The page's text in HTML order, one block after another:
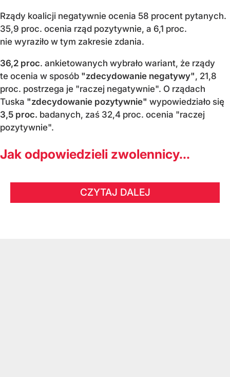
Rządy koalicji negatywnie ocenia 58 procent pytanych.
35,9 proc. ocenia rząd pozytywnie, a 6,1 proc.
nie wyraziło w tym zakresie zdania.
36,2 proc. ankietowanych wybrało wariant, że rządy
te ocenia w sposób "zdecydowanie negatywy", 21,8
proc. postrzega je "raczej negatywnie". O rządach
Tuska "zdecydowanie pozytywnie" wypowiedziało się
3,5 proc. badanych, zaś 32,4 proc. ocenia "raczej
pozytywnie".
Jak odpowiedzieli zwolennicy...
CZYTAJ DALEJ